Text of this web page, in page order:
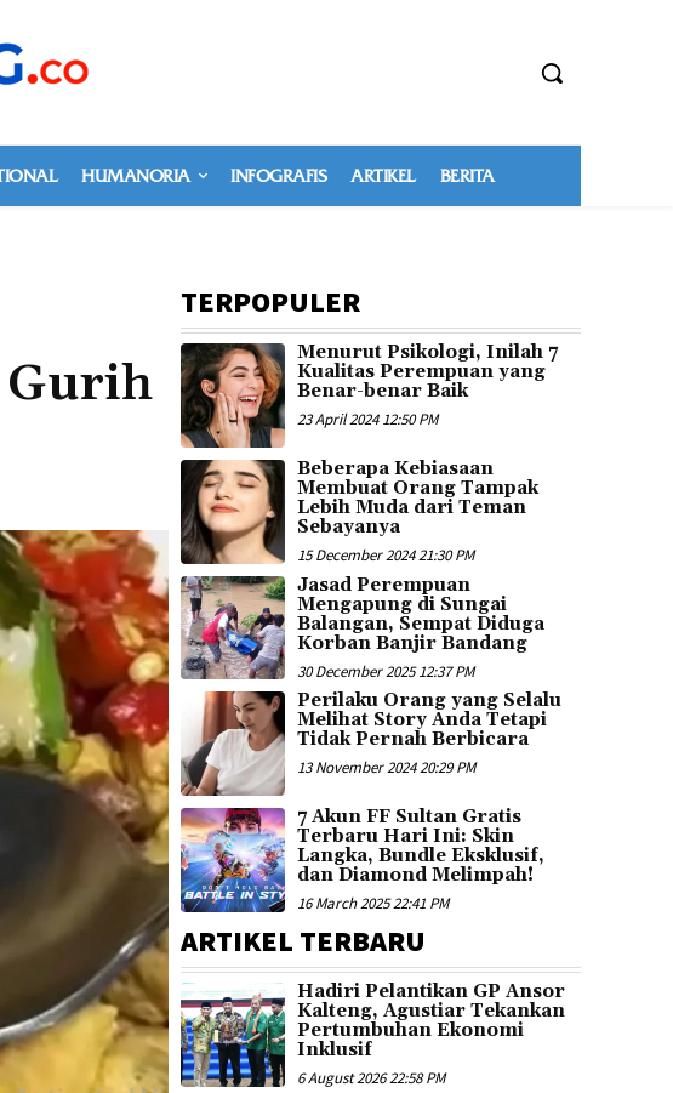
HUMANORIA INFOGRAFIS ARTIKEL BERITA
Gurih
TERPOPULER
Menurut Psikologi, Inilah 7
Kualitas Perempuan yang
Benar-benar Baik
23 April 2024 12:50 PM
Beberapa Kebiasaan
Membuat Orang Tampak
Lebih Muda dari Teman
Sebayanya
15 December 2024 21:30 PM
Jasad Perempuan
Mengapung di Sungai
Balangan, Sempat Diduga
Korban Banjir Bandang
30 December 2025 12:37 PM
Perilaku Orang yang Selalu
Melihat Story Anda Tetapi
Tidak Pernah Berbicara
13 November 2024 20:29 PM
7 Akun FF Sultan Gratis
Terbaru Hari Ini: Skin
Langka, Bundle Eksklusif,
dan Diamond Melimpah!
16 March 2025 22:41 PM
ARTIKEL TERBARU
Hadiri Pelantikan GP Ansor
Kalteng, Agustiar Tekankan
Pertumbuhan Ekonomi
Inklusif
6 August 2026 22:58 PM